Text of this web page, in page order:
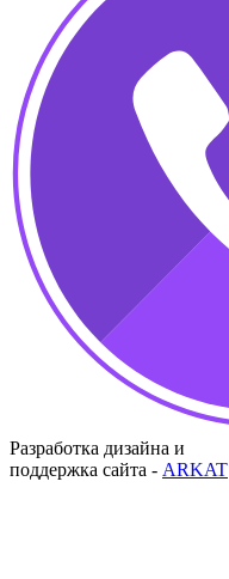
Разработка дизайна и
поддержка сайта - ARKAT